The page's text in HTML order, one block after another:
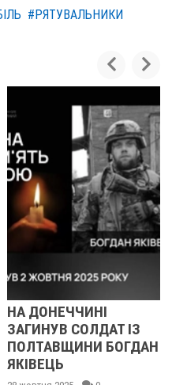
#РЯТУВАЛЬНИКИ
СОЛДАТ ІЗ
БОГДАН